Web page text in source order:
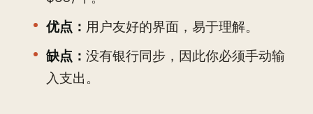
优点： 用户友好的界面，易于理解。
缺点： 没有银行同步，因此你必须手动输
入支出。